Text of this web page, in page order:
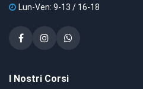
Lun-Ven: 9-13 / 16-18
I Nostri Corsi